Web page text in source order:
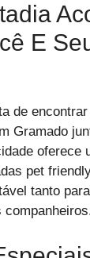
E
de
Gramado
oferece
pet
tanto